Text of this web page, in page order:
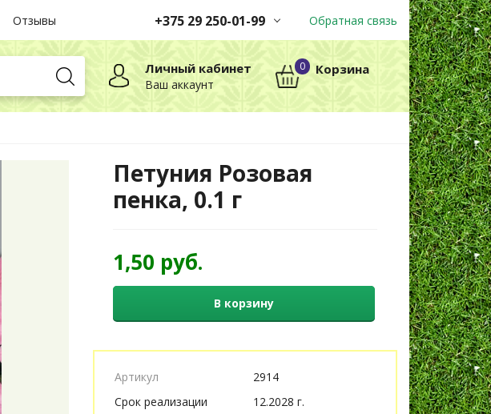
Отзывы +375 29 250-01-99
автоматически через корзину
круглосуточно без выходных
Обратная связь
Личный кабинет
Ваш аккаунт
0 Корзина
Петуния Розовая
пенка, 0.1 г
1,50 руб.
В корзину
Артикул
2914
Срок реализации
12.2028 г.